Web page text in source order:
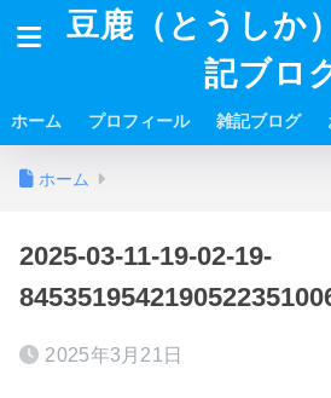
豆鹿（とうしか
記ブロ
ホーム プロフィール 雑記ブログ
ホーム
2025-03-11-19-02-19-
2025年3月21日